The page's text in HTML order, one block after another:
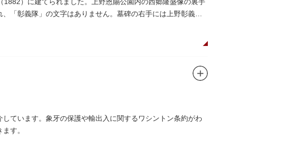
）に建てられました。上野恩賜公園内の西郷隆盛像の裏手
「彰義隊」の文字はありません。墓碑の右手には上野彰義隊
ています。象牙の保護や輸出入に関するワシントン条約がわ
す。